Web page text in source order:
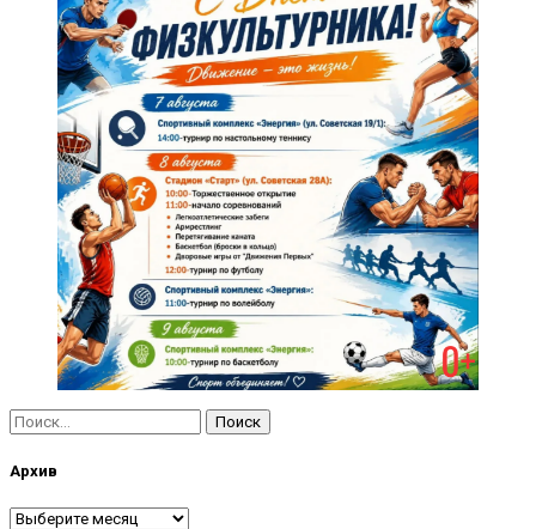
Найти:
Архив
Архив